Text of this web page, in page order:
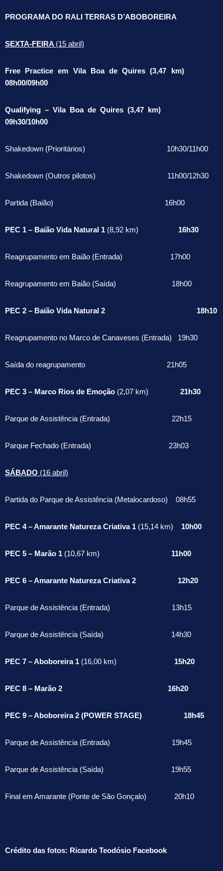
PROGRAMA DO RALI TERRAS D’ABOBOREIRA
SEXTA-FEIRA (15 abril)
Free Practice em Vila Boa de Quires (3,47 km)
08h00/09h00
Qualifying – Vila Boa de Quires (3,47 km)
09h30/10h00
Shakedown (Prioritários) 10h30/11h00
Shakedown (Outros pilotos) 11h00/12h30
Partida (Baião) 16h00
PEC 1 – Baião Vida Natural 1 (8,92 km) 16h30
Reagrupamento em Baião (Entrada) 17h00
Reagrupamento em Baião (Saída) 18h00
PEC 2 – Baião Vida Natural 2 18h10
Reagrupamento no Marco de Canaveses (Entrada) 19h30
Saída do reagrupamento 21h05
PEC 3 – Marco Rios de Emoção (2,07 km) 21h30
Parque de Assistência (Entrada) 22h15
Parque Fechado (Entrada) 23h03
SÁBADO (16 abril)
Partida do Parque de Assistência (Metalocardoso) 08h55
PEC 4 – Amarante Natureza Criativa 1 (15,14 km) 10h00
PEC 5 – Marão 1 (10,67 km) 11h00
PEC 6 – Amarante Natureza Criativa 2 12h20
Parque de Assistência (Entrada) 13h15
Parque de Assistência (Saída) 14h30
PEC 7 – Aboboreira 1 (16,00 km) 15h20
PEC 8 – Marão 2 16h20
PEC 9 – Aboboreira 2 (POWER STAGE) 18h45
Parque de Assistência (Entrada) 19h45
Parque de Assistência (Saída) 19h55
Final em Amarante (Ponte de São Gonçalo) 20h10
Crédito das fotos: Ricardo Teodósio Facebook